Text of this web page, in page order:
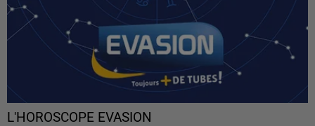
L'HOROSCOPE EVASION